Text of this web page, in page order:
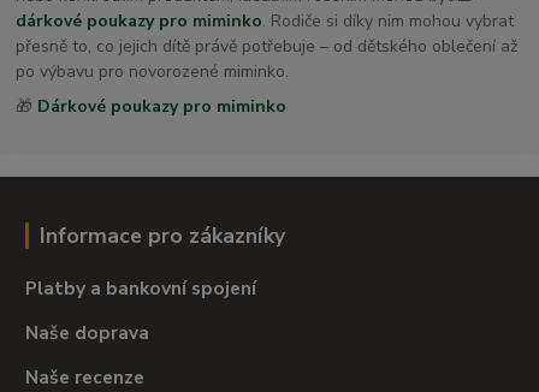
dárkové poukazy pro miminko. Rodiče si díky nim mohou vybrat
přesně to, co jejich dítě právě potřebuje – od dětského oblečení až
po výbavu pro novorozené miminko.
🎁 Dárkové poukazy pro miminko
Informace pro zákazníky
Platby a bankovní spojení
Naše doprava
Naše recenze